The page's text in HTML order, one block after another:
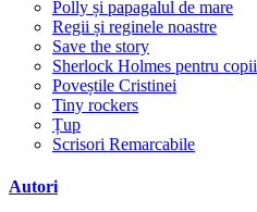
Polly și papagalul de mare
Regii și reginele noastre
Save the story
Sherlock Holmes pentru copii
Poveștile Cristinei
Tiny rockers
Țup
Scrisori Remarcabile
Autori